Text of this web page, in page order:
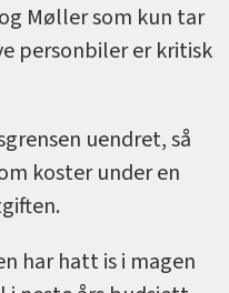
Møller som kun tar
personbiler er kritisk
uendret, så
koster under en
har hatt is i magen